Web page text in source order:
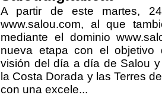
A partir de este martes,
www.salou.com, al que
mediante el dominio
nueva etapa con el objetivo
visión del día a día de Salou
la Costa Dorada y las Terres
con una excele...